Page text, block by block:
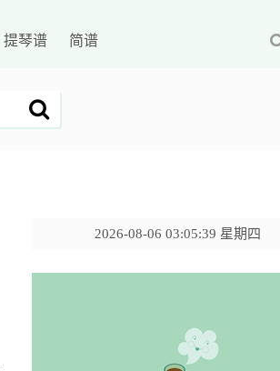
提琴谱 简谱
2026-08-06 03:05:40 星期四